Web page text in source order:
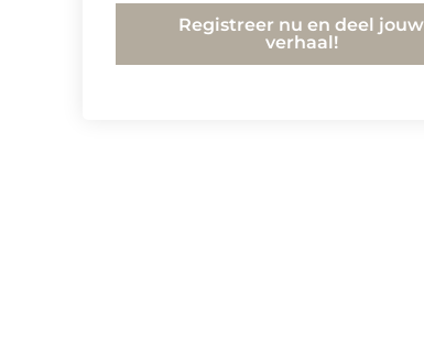
Registreer nu en deel jouw
verhaal!